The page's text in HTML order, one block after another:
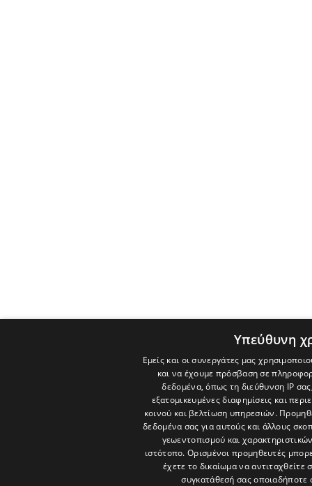
Υπεύθυνη
Εμείς και οι συνεργάτες μας
και να έχουμε πρόσβαση σε
δεδομένα, όπως τη διεύθυνση IP
εξατομικευμένες διαφημίσεις και
κοινού και βελτίωση υπηρεσιών.
δεδομένα σας για αυτούς και άλλους
γεωεντοπισμού και
ιστότοπο. Ορισμένοι προμηθευτές
έχετε το δικαίωμα να αντιταχθείτε
συγκατάθεσή σας οποιαδήποτε